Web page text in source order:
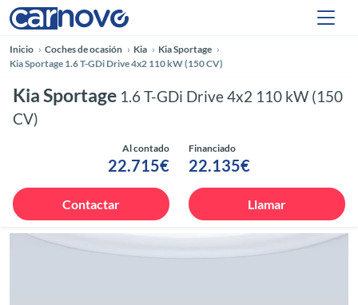
Inicio Coches de ocasión Kia
Kia Sportage
Kia Sportage 1.6 T-GDi Drive 4x2 110 kW (150 CV)
Kia Sportage 1.6 T-GDi Drive 4x2 110 kW (150
CV)
Al contado
22.715€
Financiado
22.135€
Contactar Llamar